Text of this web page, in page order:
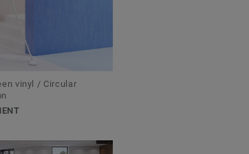
vinyl / Circular